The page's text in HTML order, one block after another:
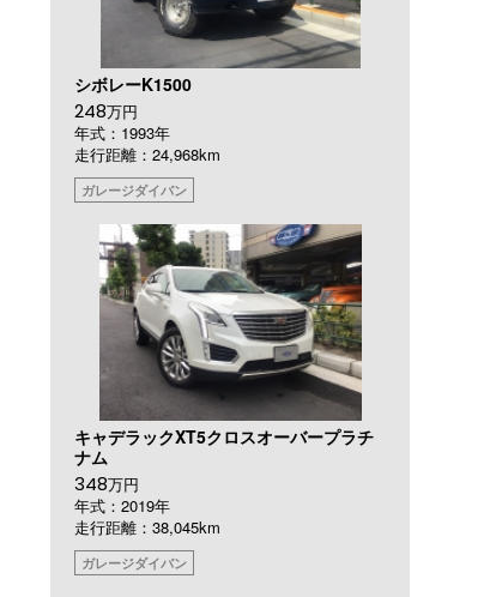
シボレーK1500
248万円
年式：1993年
走行距離：24,968km
ガレージダイバン
キャデラックXT5クロスオーバープラチ
ナム
348万円
年式：2019年
走行距離：38,045km
ガレージダイバン